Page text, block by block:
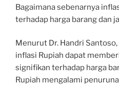
Bagaimana sebenarnya
terhadap harga barang dan
Menurut Dr. Handri
inflasi Rupiah dapat
signifikan terhadap harga
Rupiah mengalami